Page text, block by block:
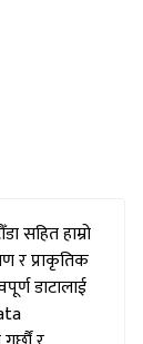
सहित हाम्रो
र प्राकृतिक
डाटालाई